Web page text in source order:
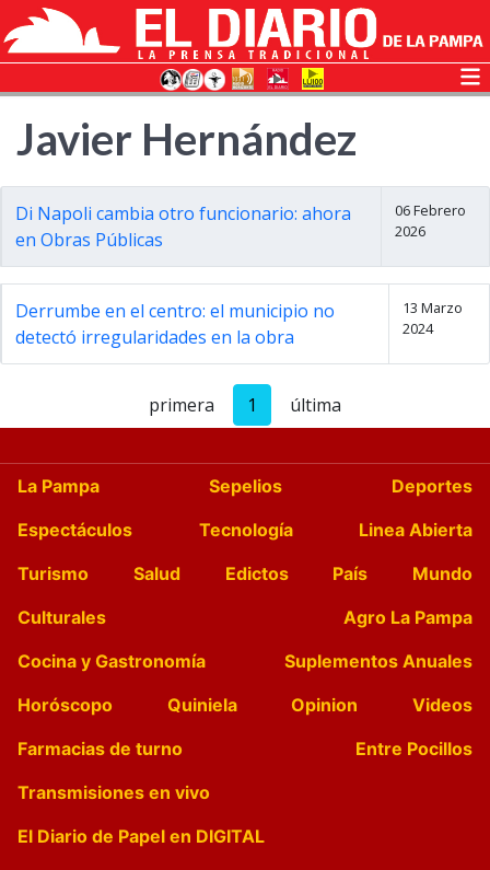
Javier Hernández
Di Napoli cambia otro funcionario: ahora
en Obras Públicas
06 Febrero
2026
Derrumbe en el centro: el municipio no
detectó irregularidades en la obra
13 Marzo
2024
primera 1 última
La Pampa Sepelios
Deportes
Espectáculos
Tecnología
Linea Abierta
Turismo
Salud Edictos País
Mundo
Culturales
Agro La Pampa
Cocina y Gastronomía
Suplementos Anuales
Horóscopo
Quiniela Opinion
Videos
Farmacias de turno
Entre Pocillos
Transmisiones en vivo
El Diario de Papel en DIGITAL